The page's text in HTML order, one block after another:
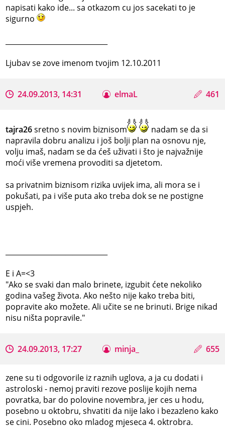
napisati kako ide... sa otkazom cu jos sacekati to je
sigurno
Ljubav se zove imenom tvojim 12.10.2011
24.09.2013, 14:31 elmaL 461
tajra26sretno s novim biznisom
nadam se da si
napravila dobru analizu i još bolji plan na osnovu nje,
volju imaš, nadam se da ćeš uživati i što je najvažnije
moći više vremena provoditi sa djetetom.
sa privatnim biznisom rizika uvijek ima, ali mora se i
pokušati, pa i više puta ako treba dok se ne postigne
uspjeh.
E i A=<3
"Ako se svaki dan malo brinete, izgubit ćete nekoliko
godina vašeg života. Ako nešto nije kako treba biti,
popravite ako možete. Ali učite se ne brinuti. Brige nikad
nisu ništa popravile."
24.09.2013, 17:27 minja_ 655
zene su ti odgovorile iz raznih uglova, a ja cu dodati i
astroloski - nemoj praviti rezove poslije kojih nema
povratka, bar do polovine novembra, jer ces u hodu,
posebno u oktobru, shvatiti da nije lako i bezazleno kako
se cini. Posebno oko mladog mjeseca 4. oktrobra.